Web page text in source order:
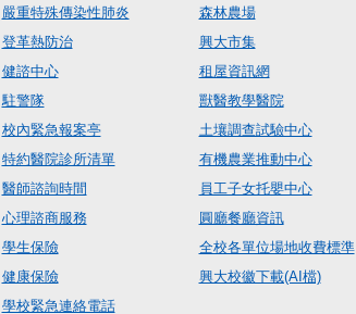
嚴重特殊傳染性肺炎
登革熱防治
健諮中心
駐警隊
校內緊急報案亭
特約醫院診所清單
醫師諮詢時間
心理諮商服務
學生保險
健康保險
學校緊急連絡電話
森林農場
興大市集
租屋資訊網
獸醫教學醫院
土壤調查試驗中心
有機農業推動中心
員工子女托嬰中心
圓廳餐廳資訊
全校各單位場地收費標準
興大校徽下載(AI檔)